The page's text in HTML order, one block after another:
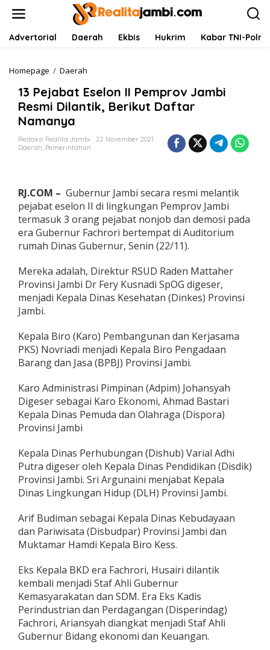
Advertorial Daerah Ekbis Hukrim Kabar TNI-Polri
Homepage / Daerah
P
e
j
b
a
e
l
o
n
I
e
m
p
a
m
b
R
e
s
m
i
l
a
n
t
k
,
B
e
i
k
t
D
a
f
13 Pejabat Eselon II Pemprov Jambi
Resmi Dilantik, Berikut Daftar
Namanya
Redaksi Realita Jambi
22 November 2021
Daerah, Pemerintahan
RJ.COM – Gubernur Jambi secara resmi melantik
pejabat eselon II di lingkungan Pemprov Jambi
termasuk 3 orang pejabat nonjob dan demosi pada
era Gubernur Fachrori bertempat di Auditorium
rumah Dinas Gubernur, Senin (22/11).
Mereka adalah, Direktur RSUD Raden Mattaher
Provinsi Jambi Dr Fery Kusnadi SpOG digeser,
menjadi Kepala Dinas Kesehatan (Dinkes) Provinsi
Jambi.
Kepala Biro (Karo) Pembangunan dan Kerjasama
PKS) Novriadi menjadi Kepala Biro Pengadaan
Barang dan Jasa (BPBJ) Provinsi Jambi.
Karo Administrasi Pimpinan (Adpim) Johansyah
Digeser sebagai Karo Ekonomi, Ahmad Bastari
Kepala Dinas Pemuda dan Olahraga (Dispora)
Provinsi Jambi
Kepala Dinas Perhubungan (Dishub) Varial Adhi
Putra digeser oleh Kepala Dinas Pendidikan (Disdik)
Provinsi Jambi. Sri Argunaini menjabat Kepala
Dinas Lingkungan Hidup (DLH) Provinsi Jambi.
Arif Budiman sebagai Kepala Dinas Kebudayaan
dan Pariwisata (Disbudpar) Provinsi Jambi dan
Muktamar Hamdi Kepala Biro Kess.
Eks Kepala BKD era Fachrori, Husairi dilantik
kembali menjadi Staf Ahli Gubernur
Kemasyarakatan dan SDM. Era Eks Kadis
Perindustrian dan Perdagangan (Disperindag)
Fachrori, Ariansyah diangkat menjadi Staf Ahli
Gubernur Bidang ekonomi dan Keuangan.